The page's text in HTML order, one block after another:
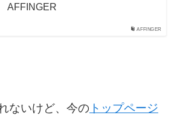
AFFINGER
AFFINGER
ないけど、今のトップページ